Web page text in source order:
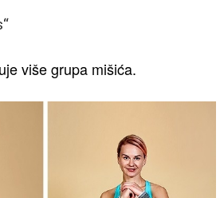
više grupa mišića.